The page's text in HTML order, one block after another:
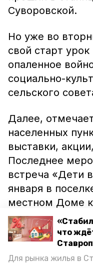
что
Для рынка жилья в
Суворовской.
Но уже во
свой старт
опаленное
социально-
сельского
Далее,
населенных
выставки,
Последнее
встреча «Дети
января в
местном Доме
Предгорный
муниципальные
Ставрополья, в